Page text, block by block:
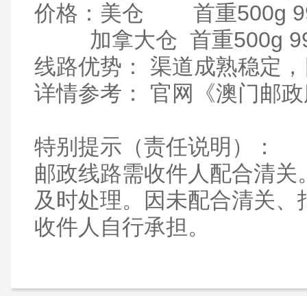
价格：美仓 首重500g 99
加拿大仓 首重500g 99
线路优势： 渠道成熟稳定
详情参考： 官网《澳门邮
特别提示（责任说明）：
邮政线路需收件人配合清
及时处理。因未配合清关
收件人自行承担。